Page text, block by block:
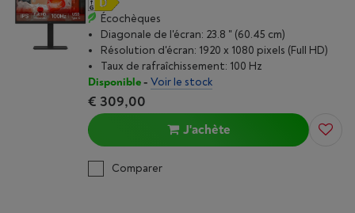
Écochèques
Diagonale de l'écran: 23.8 " (60.45 cm)
Résolution d'écran: 1920 x 1080 pixels (Full HD)
Taux de rafraîchissement: 100 Hz
Disponible- Voir le stock
€ 309,00
J'achète
Comparer